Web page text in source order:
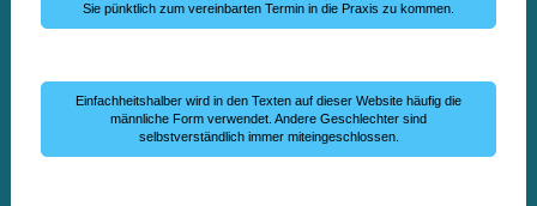
Sie pünktlich zum vereinbarten Termin in die Praxis zu kommen.
Einfachheitshalber wird in den Texten auf dieser Website häufig die
männliche Form verwendet. Andere Geschlechter sind
selbstverständlich immer miteingeschlossen.